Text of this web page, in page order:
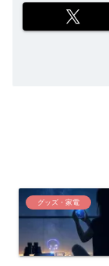
グッズ・家電